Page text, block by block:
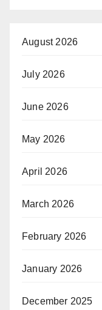
August 2026
July 2026
June 2026
May 2026
April 2026
March 2026
February 2026
January 2026
December 2025